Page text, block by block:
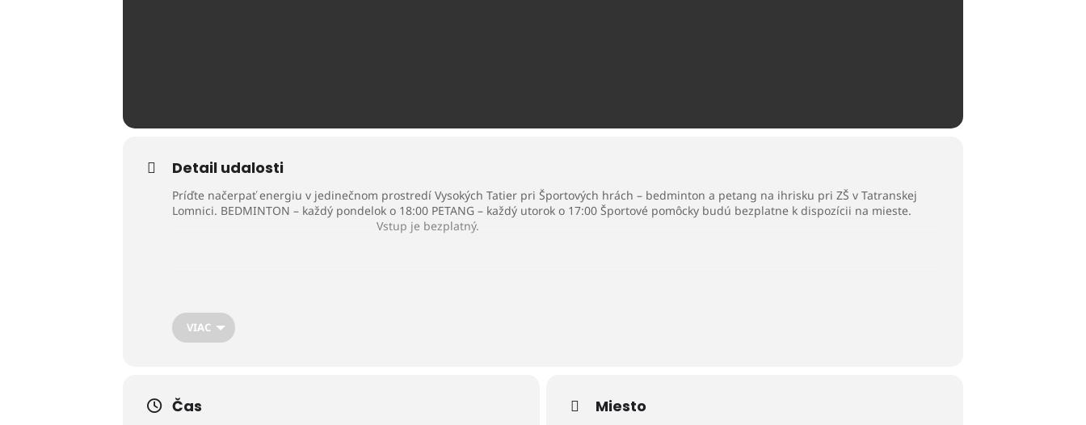
Detail udalosti
Príďte načerpať energiu v jedinečnom prostredí Vysokých Tatier pri Športových hrách – bedminton a petang na ihrisku pri ZŠ v Tatranskej
Lomnici. BEDMINTON – každý pondelok o 18:00 PETANG – každý utorok o 17:00 Športové pomôcky budú bezplatne k dispozícii na mieste.
Vstup je bezplatný.
VIAC
Čas Miesto